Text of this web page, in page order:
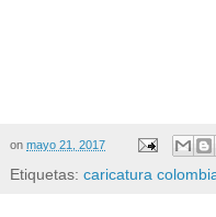
on mayo 21, 2017
Etiquetas: caricatura